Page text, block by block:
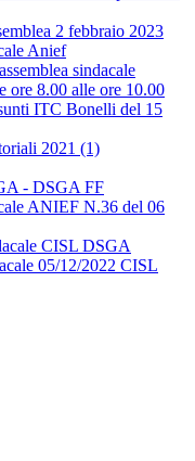
2 febbraio 2023
Anief
sindacale
ore 8.00 alle ore 10.00
ITC Bonelli del 15
2021 (1)
- DSGA FF
ANIEF N.36 del 06
CISL DSGA
05/12/2022 CISL